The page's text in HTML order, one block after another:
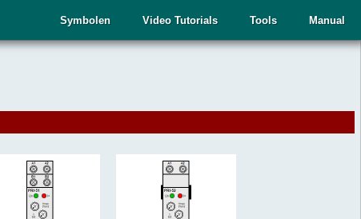
Manual
Tools
Video Tutorials
Symbolen